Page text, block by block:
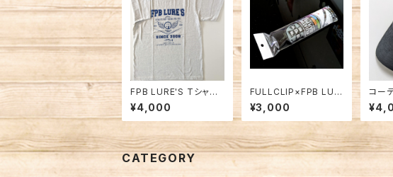
FPB LURE'S Tシャツ2
023 ライトグレー
¥4,000
FULLCLIP×FPB LUR
E'S フローティングバー
パッド ブラック
¥3,000
コー
ブラ
CATEGORY